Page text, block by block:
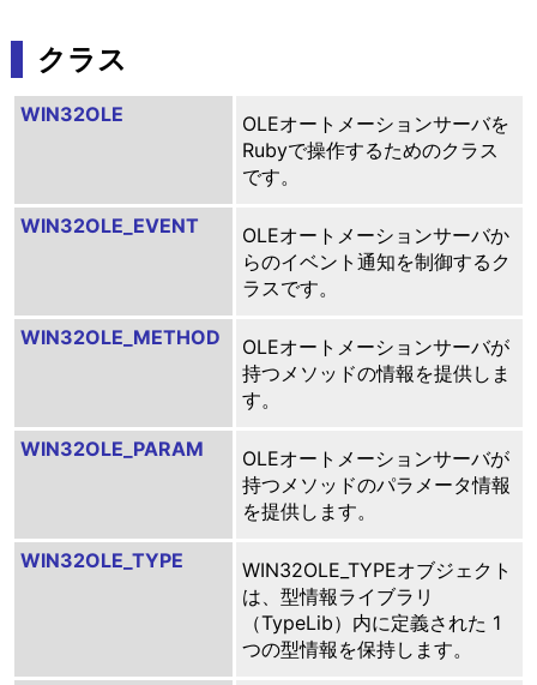
クラス
WIN32OLE
OLEオートメーションサーバを
Rubyで操作するためのクラス
です。
WIN32OLE_EVENT
OLEオートメーションサーバか
らのイベント通知を制御するク
ラスです。
WIN32OLE_METHOD
OLEオートメーションサーバが
持つメソッドの情報を提供しま
す。
WIN32OLE_PARAM
OLEオートメーションサーバが
持つメソッドのパラメータ情報
を提供します。
WIN32OLE_TYPE
WIN32OLE_TYPEオブジェクト
は、型情報ライブラリ
（TypeLib）内に定義された 1
つの型情報を保持します。